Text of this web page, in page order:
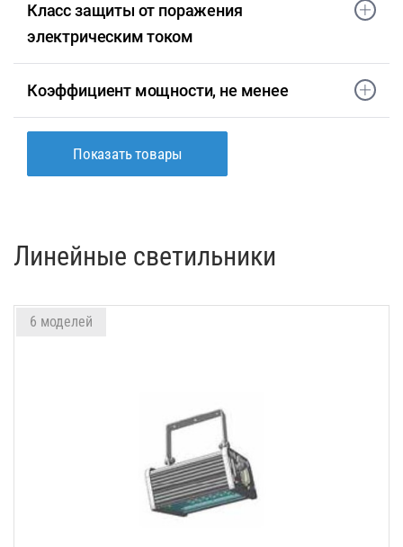
Класс защиты от поражения
электрическим током
Коэффициент мощности, не менее
Показать товары
Линейные светильники
6 моделей